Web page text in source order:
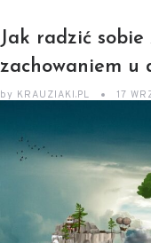
Jak radzić
zachowaniem u
by KRAUZIAKI.PL 17